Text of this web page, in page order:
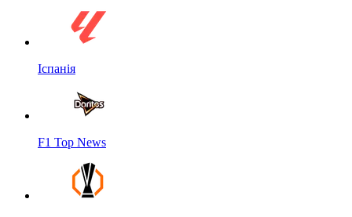
Іспанія
F1 Top News